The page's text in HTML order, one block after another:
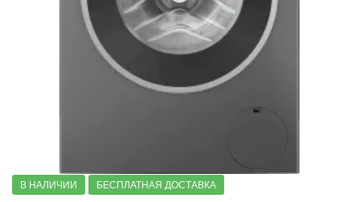
Стиральные машины serie 4 VarioPerfect
Стиральные машины VarioPerfect
Стиральные машины serie 4 SpeedPerfect
Стиральные машины под столешницу
В НАЛИЧИИ БЕСПЛАТНАЯ ДОСТАВКА